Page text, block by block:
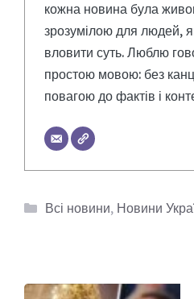
кожна новина була
зрозумілою для людей,
вловити суть. Люблю
простою мовою: без
повагою до фактів і
Категорії
Всі новини, Новини